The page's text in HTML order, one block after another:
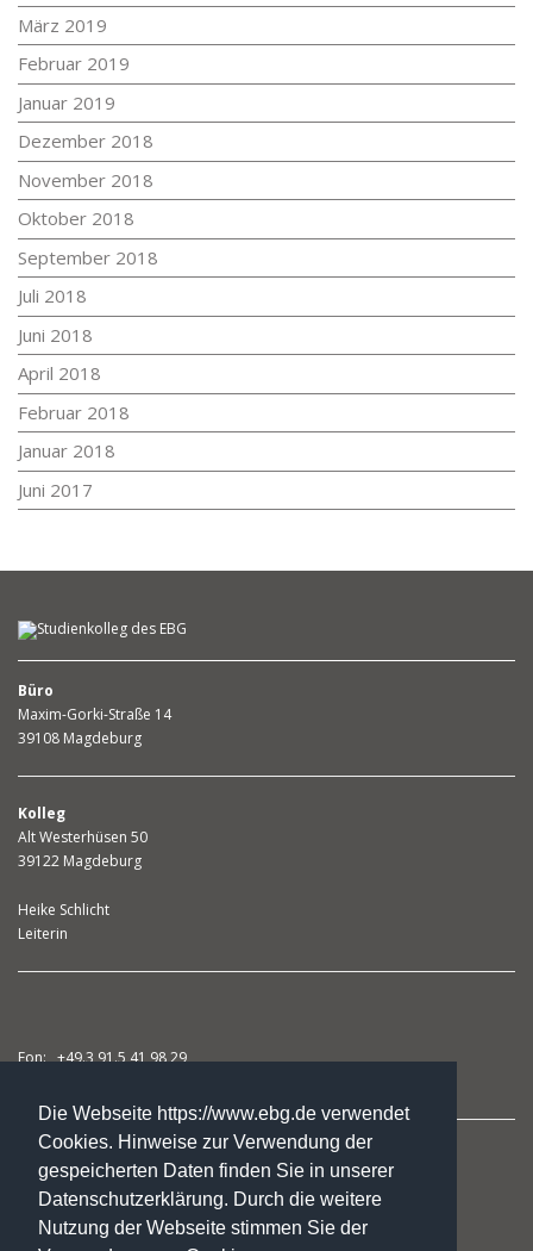
Die Webseite https://www.ebg.de verwendet
Cookies. Hinweise zur Verwendung der
gespeicherten Daten finden Sie in unserer
Datenschutzerklärung. Durch die weitere
Nutzung der Webseite stimmen Sie der
März 2019
Februar 2019
Januar 2019
Dezember 2018
November 2018
Oktober 2018
September 2018
Juli 2018
Juni 2018
April 2018
Februar 2018
Januar 2018
Juni 2017
Büro
Maxim-Gorki-Straße 14
39108 Magdeburg
Kolleg
Alt Westerhüsen 50
39122 Magdeburg
Heike Schlicht
Leiterin
Fon: +49.3 91.5 41 98 29